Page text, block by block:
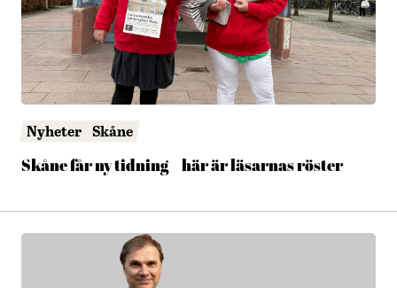
Nyheter Skåne
Skåne får ny tidning – här är läsarnas röster